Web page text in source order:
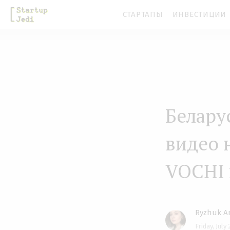
СТАРТАПЫ ИНВЕСТИЦИИ
видео
Ryzhuk
Friday, July